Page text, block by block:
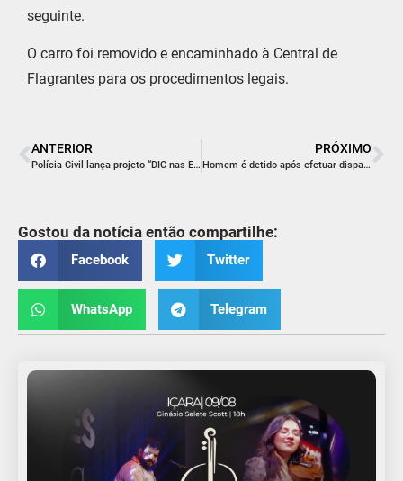
seguinte.
O carro foi removido e encaminhado à Central de
Flagrantes para os procedimentos legais.
ANTERIOR
Polícia Civil lança projeto “DIC nas Escolas” em Criciúma
PRÓXIMO
Homem é detido após efetuar disparos em via pública em Criciúma
Gostou da notícia então compartilhe:
Facebook Twitter
WhatsApp Telegram